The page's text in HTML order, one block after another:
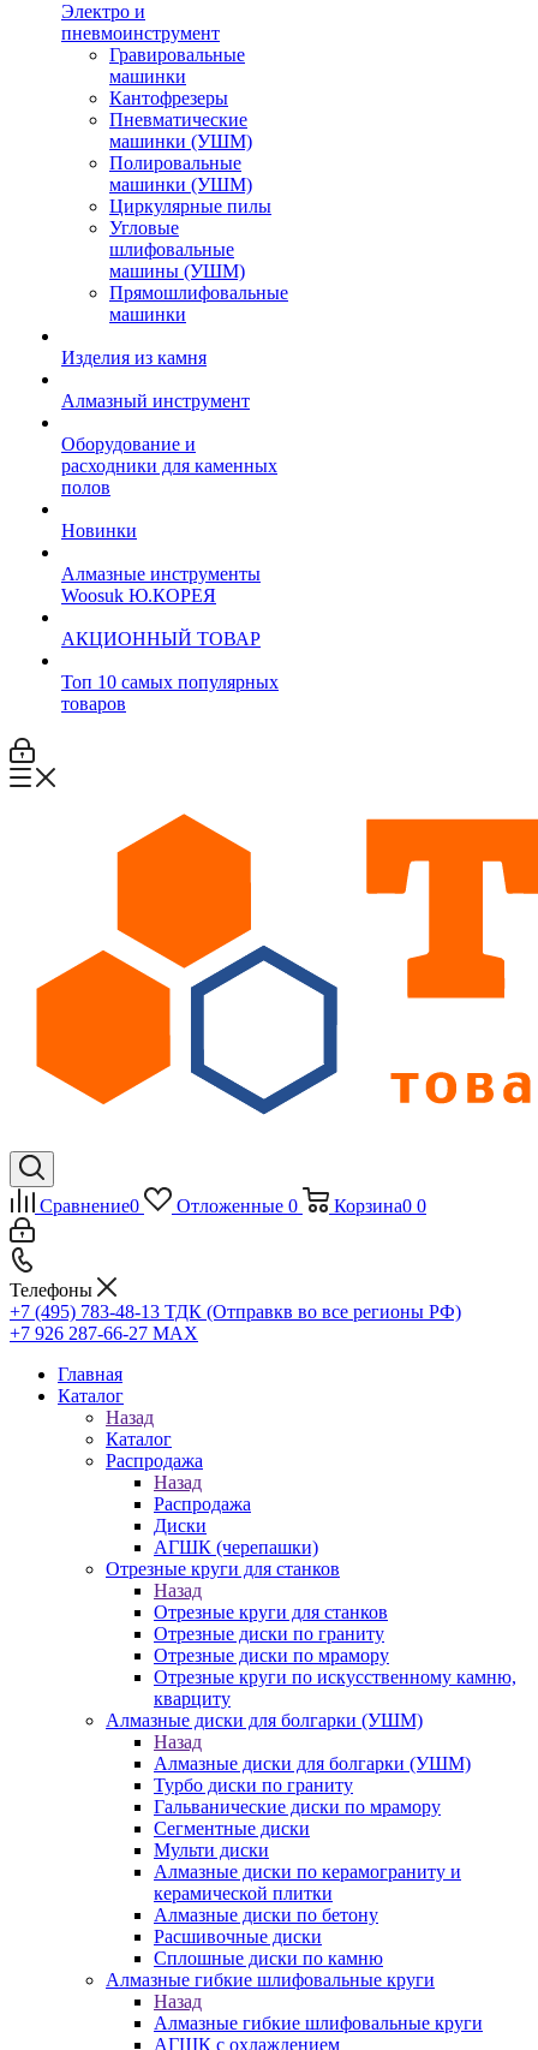
Электро и
пневмоинструмент
Гравировальные
машинки
Кантофрезеры
Пневматические
машинки (УШМ)
Полировальные
машинки (УШМ)
Циркулярные пилы
Угловые
шлифовальные
машины (УШМ)
Прямошлифовальные
машинки
Изделия из камня
Алмазный инструмент
Оборудование и
расходники для каменных
полов
Новинки
Алмазные инструменты
Woosuk Ю.КОРЕЯ
АКЦИОННЫЙ ТОВАР
Топ 10 самых популярных
товаров
Сравнение0 Отложенные 0 Корзина0 0
Телефоны
+7 (495) 783-48-13 ТДК (Отправкв во все регионы РФ)
+7 926 287-66-27 МАХ
Главная
Каталог
Назад
Каталог
Распродажа
Назад
Распродажа
Диски
АГШК (черепашки)
Отрезные круги для станков
Назад
Отрезные круги для станков
Отрезные диски по граниту
Отрезные диски по мрамору
Отрезные круги по искусственному камню,
кварциту
Алмазные диски для болгарки (УШМ)
Назад
Алмазные диски для болгарки (УШМ)
Турбо диски по граниту
Гальванические диски по мрамору
Сегментные диски
Мульти диски
Алмазные диски по керамограниту и
керамической плитки
Алмазные диски по бетону
Расшивочные диски
Сплошные диски по камню
Алмазные гибкие шлифовальные круги
Назад
Алмазные гибкие шлифовальные круги
АГШК с охлаждением